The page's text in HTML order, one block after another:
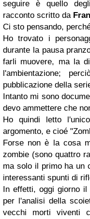
seguire è quello
racconto scritto da
Ci sto pensando,
Ho trovato i
durante la pausa
farli muovere, ma la
l'ambientazione;
pubblicazione della
Intanto mi sono
devo ammettere che
Ho quindi letto
argomento, e cioé
Forse non è la cosa
zombie (sono quattro
ma solo il primo ha un
interessanti spunti di
In effetti, oggi giorno
per l'analisi della
vecchi morti viventi